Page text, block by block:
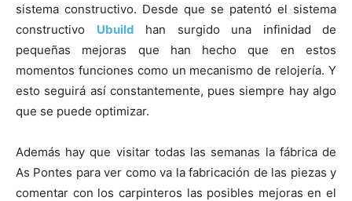
sistema constructivo. Desde que se patentó el sistema
constructivo Ubuild han surgido una infinidad de
pequeñas mejoras que han hecho que en estos
momentos funciones como un mecanismo de relojería. Y
esto seguirá así constantemente, pues siempre hay algo
que se puede optimizar.
Además hay que visitar todas las semanas la fábrica de
As Pontes para ver como va la fabricación de las piezas y
comentar con los carpinteros las posibles mejoras en el